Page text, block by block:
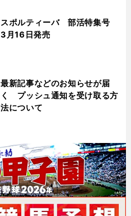
スポルティーバ 部活特集号
3月16日発売
最新記事などのお知らせが届
く プッシュ通知を受け取る方
法について